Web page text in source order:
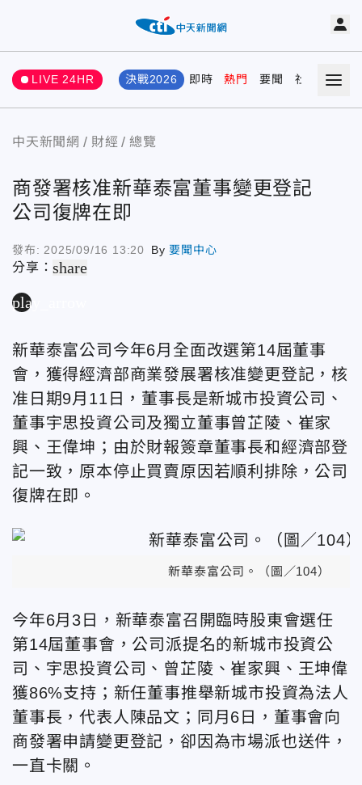
LIVE 24HR 決戰2026 即時 熱門 要聞 社會 娛樂
中天新聞網 財經 總覽
商發署核准新華泰富董事變更登記
公司復牌在即
發布: 2025/09/16 13:20 By要聞中心
分享：share
play_arrow
新華泰富公司今年6月全面改選第14屆董事
會，獲得經濟部商業發展署核准變更登記，核
准日期9月11日，董事長是新城市投資公司、
董事宇思投資公司及獨立董事曾芷陵、崔家
興、王偉坤；由於財報簽章董事長和經濟部登
記一致，原本停止買賣原因若順利排除，公司
復牌在即。
新華泰富公司。（圖／104）
今年6月3日，新華泰富召開臨時股東會選任
第14屆董事會，公司派提名的新城市投資公
司、宇思投資公司、曾芷陵、崔家興、王坤偉
獲86%支持；新任董事推舉新城市投資為法人
董事長，代表人陳品文；同月6日，董事會向
商發署申請變更登記，卻因為市場派也送件，
一直卡關。